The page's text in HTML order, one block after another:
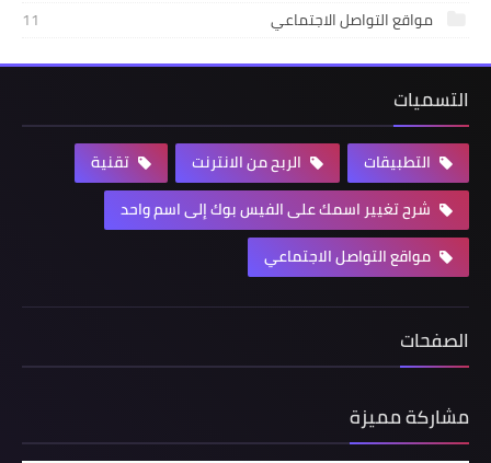
مواقع التواصل الاجتماعي
11
التسميات
التطبيقات الربح من الانترنت
تقنية
شرح تغيير اسمك على الفيس بوك إلى اسم واحد
مواقع التواصل الاجتماعي
الصفحات
مشاركة مميزة